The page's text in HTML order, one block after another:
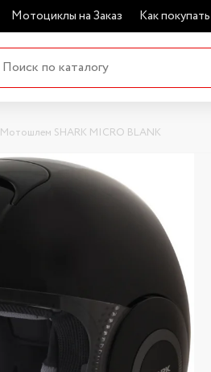
Мотоциклы на Заказ Как покупать
Мотошлем SHARK MICRO BLANK